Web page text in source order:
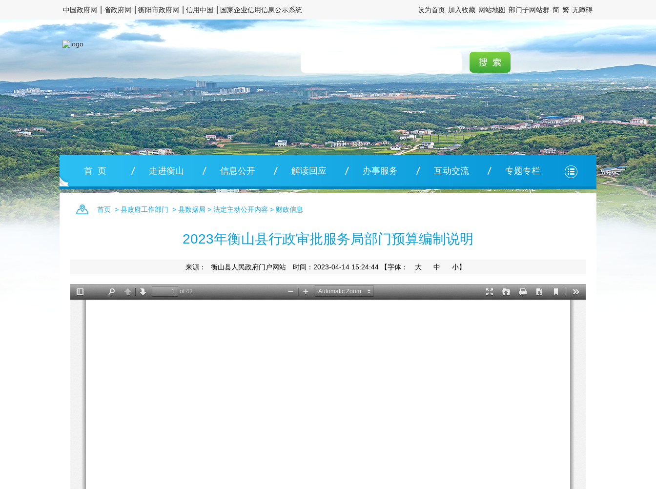
中国政府网 省政府网 衡阳市政府网 信用中国 国家企业信用信息公示系统 设为首页 加入收藏 网站地图 部门子网站群 简 繁 无障碍
首 页 走进衡山 信息公开 解读回应 办事服务 互动交流 专题专栏
首页 > 县政府工作部门 > 县数据局 > 法定主动公开内容 > 财政信息
2023年衡山县行政审批服务局部门预算编制说明
来源： 衡山县人民政府门户网站 时间：2023-04-14 15:24:44 【字体： 大 中 小】